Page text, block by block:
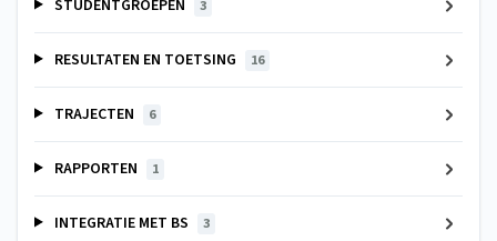
STUDENTGROEPEN 3
RESULTATEN EN TOETSING 16
TRAJECTEN 6
RAPPORTEN 1
INTEGRATIE MET BS 3